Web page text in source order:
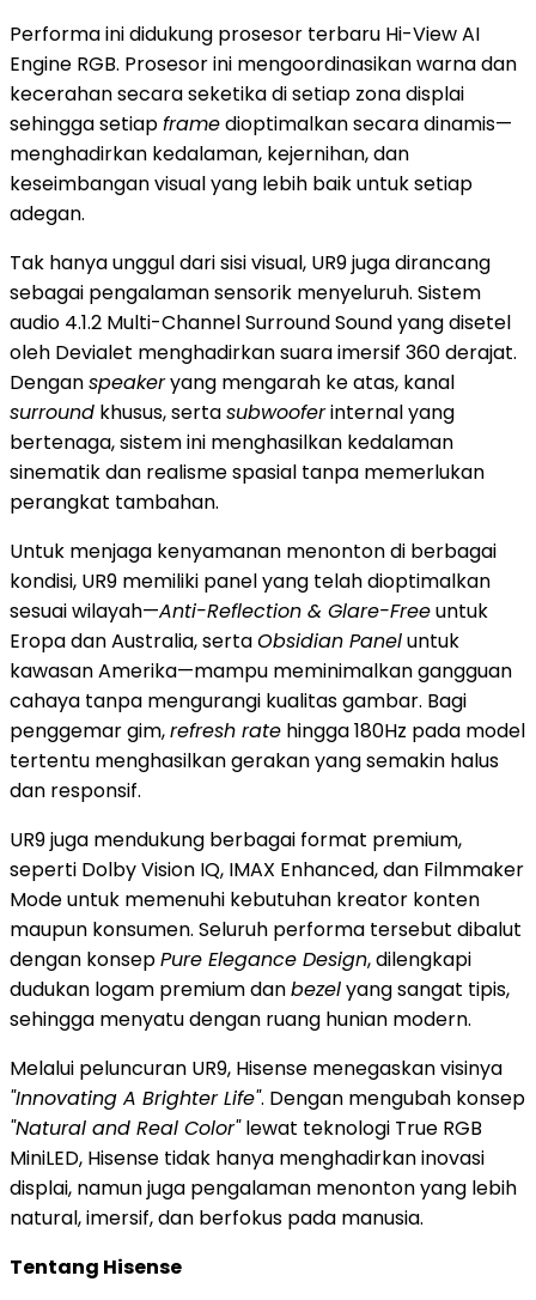
Performa ini didukung prosesor terbaru Hi-View AI
Engine RGB. Prosesor ini mengoordinasikan warna dan
kecerahan secara seketika di setiap zona displai
sehingga setiapframedioptimalkan secara dinamis—
menghadirkan kedalaman, kejernihan, dan
keseimbangan visual yang lebih baik untuk setiap
adegan.
Tak hanya unggul dari sisi visual, UR9 juga dirancang
sebagai pengalaman sensorik menyeluruh. Sistem
audio 4.1.2 Multi-Channel Surround Sound yang disetel
oleh Devialet menghadirkan suara imersif 360 derajat.
Denganspeakeryang mengarah ke atas, kanal
surround khusus, sertasubwooferinternal yang
bertenaga, sistem ini menghasilkan kedalaman
sinematik dan realisme spasial tanpa memerlukan
perangkat tambahan.
Untuk menjaga kenyamanan menonton di berbagai
kondisi, UR9 memiliki panel yang telah dioptimalkan
sesuai wilayah—Anti-Reflection & Glare-Freeuntuk
Eropa dan Australia, sertaObsidian Paneluntuk
kawasan Amerika—mampu meminimalkan gangguan
cahaya tanpa mengurangi kualitas gambar. Bagi
penggemar gim,refresh rate hingga 180Hz pada model
tertentu menghasilkan gerakan yang semakin halus
dan responsif.
UR9 juga mendukung berbagai format premium,
seperti Dolby Vision IQ, IMAX Enhanced, dan Filmmaker
Mode untuk memenuhi kebutuhan kreator konten
maupun konsumen. Seluruh performa tersebut dibalut
dengan konsepPure Elegance Design, dilengkapi
dudukan logam premium danbezelyang sangat tipis,
sehingga menyatu dengan ruang hunian modern.
Melalui peluncuran UR9, Hisense menegaskan visinya
"Innovating A Brighter Life". Dengan mengubah konsep
"Natural and Real Color"lewat teknologi True RGB
MiniLED, Hisense tidak hanya menghadirkan inovasi
displai, namun juga pengalaman menonton yang lebih
natural, imersif, dan berfokus pada manusia.
Tentang Hisense